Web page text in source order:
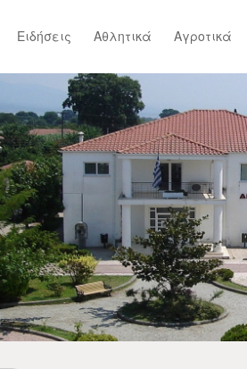
Ειδήσεις Αθλητικά Αγροτικά